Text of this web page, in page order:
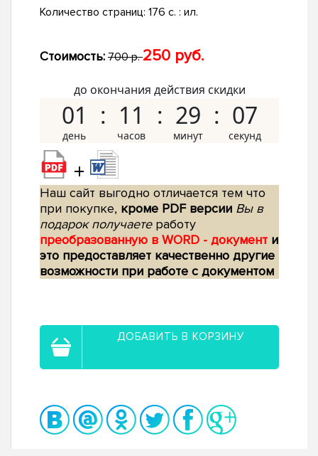
Количество страниц: 176 с. : ил.
Стоимость: 700 р.250 руб.
до окончания действия скидки
01 11 29 07
+
Наш сайт выгодно отличается тем что
при покупке, кроме PDF версии Вы в
подарок получаетеработу
преобразованную в WORD - документ и
это предоставляет качественно другие
возможности при работе с документом
ДОБАВИТЬ В КОРЗИНУ